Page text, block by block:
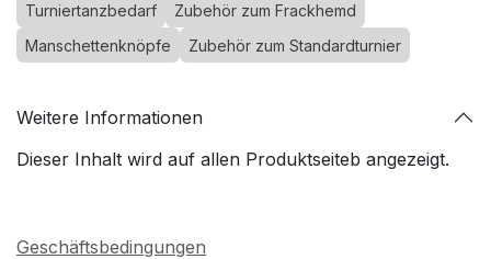
Turniertanzbedarf
Zubehör zum Frackhemd
Manschettenknöpfe
Zubehör zum Standardturnier
Weitere Informationen
Dieser Inhalt wird auf allen Produktseiteb angezeigt.
Geschäftsbedingungen